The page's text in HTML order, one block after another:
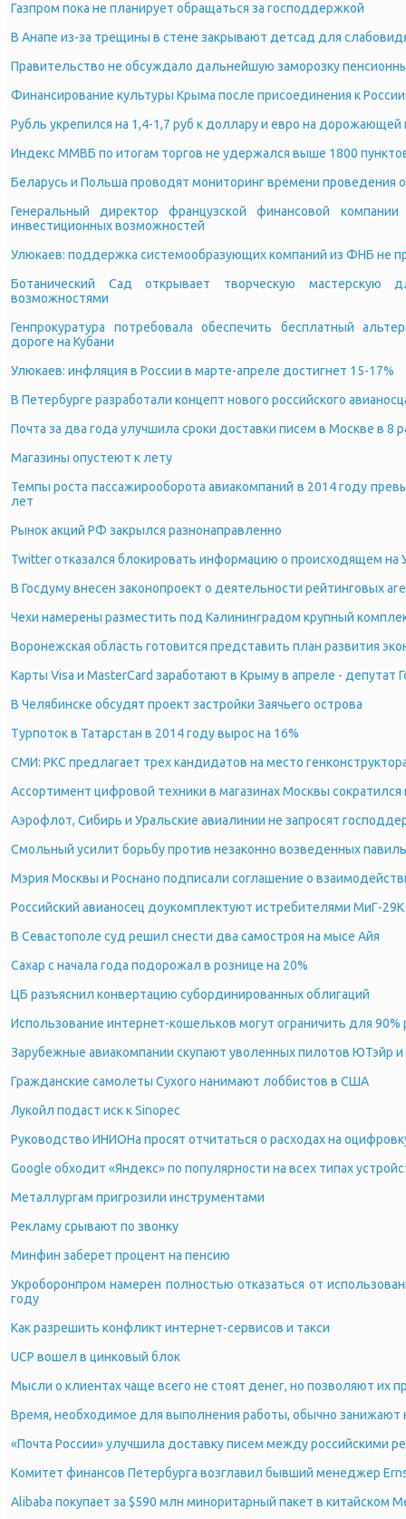
Газпром пока не планирует обращаться за господдержкой
В Анапе из-за трещины в стене закрывают детсад для
Правительство не обсуждало дальнейшую заморозку
Финансирование культуры Крыма после присоединения к
Рубль укрепился на 1,4-1,7 руб к доллару и евро на
Индекс ММВБ по итогам торгов не удержался выше 1800
Беларусь и Польша проводят мониторинг времени проведения
Генеральный директор французской финансовой
инвестиционных возможностей
Улюкаев: поддержка системообразующих компаний из ФНБ не
Ботанический Сад открывает творческую мастерскую
возможностями
Генпрокуратура потребовала обеспечить бесплатный
дороге на Кубани
Улюкаев: инфляция в России в марте-апреле достигнет 15-17%
В Петербурге разработали концепт нового российского
Почта за два года улучшила сроки доставки писем в Москве в 8
Магазины опустеют к лету
Темпы роста пассажирооборота авиакомпаний в 2014 году
лет
Рынок акций РФ закрылся разнонаправленно
Twitter отказался блокировать информацию о происходящем на
В Госдуму внесен законопроект о деятельности рейтинговых
Чехи намерены разместить под Калининградом крупный
Воронежская область готовится представить план развития
Карты Visa и MasterCard заработают в Крыму в апреле - депутат
В Челябинске обсудят проект застройки Заячьего острова
Турпоток в Татарстан в 2014 году вырос на 16%
СМИ: РКС предлагает трех кандидатов на место
Ассортимент цифровой техники в магазинах Москвы сократился
Аэрофлот, Сибирь и Уральские авиалинии не запросят
Смольный усилит борьбу против незаконно возведенных
Мэрия Москвы и Роснано подписали соглашение о
Российский авианосец доукомплектуют истребителями МиГ-29К
В Севастополе суд решил снести два самостроя на мысе Айя
Сахар с начала года подорожал в рознице на 20%
ЦБ разъяснил конвертацию субординированных облигаций
Использование интернет-кошельков могут ограничить для 90%
Зарубежные авиакомпании скупают уволенных пилотов ЮТэйр
Гражданские самолеты Сухого нанимают лоббистов в США
Лукойл подаст иск к Sinopec
Руководство ИНИОНа просят отчитаться о расходах на
Google обходит «Яндекс» по популярности на всех типах
Металлургам пригрозили инструментами
Рекламу срывают по звонку
Минфин заберет процент на пенсию
Укроборонпром намерен полностью отказаться от
году
Как разрешить конфликт интернет-сервисов и такси
UCP вошел в цинковый блок
Мысли о клиентах чаще всего не стоят денег, но позволяют их
Время, необходимое для выполнения работы, обычно занижают
«Почта России» улучшила доставку писем между российскими
Комитет финансов Петербурга возглавил бывший менеджер
Alibaba покупает за $590 млн миноритарный пакет в китайском